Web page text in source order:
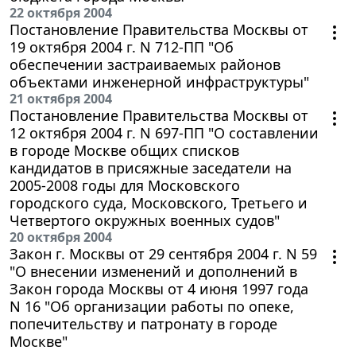
22 октября 2004
Постановление Правительства Москвы от
19 октября 2004 г. N 712-ПП "Об
обеспечении застраиваемых районов
объектами инженерной инфраструктуры"
21 октября 2004
Постановление Правительства Москвы от
12 октября 2004 г. N 697-ПП "О составлении
в городе Москве общих списков
кандидатов в присяжные заседатели на
2005-2008 годы для Московского
городского суда, Московского, Третьего и
Четвертого окружных военных судов"
20 октября 2004
Закон г. Москвы от 29 сентября 2004 г. N 59
"О внесении изменений и дополнений в
Закон города Москвы от 4 июня 1997 года
N 16 "Об организации работы по опеке,
попечительству и патронату в городе
Москве"